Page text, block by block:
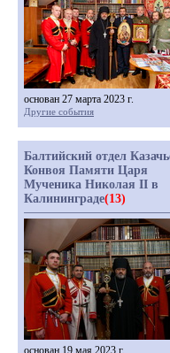
основан 27 марта 2023 г.
Другие события
Балтийский отдел
Конвоя Памяти Царя
Мученика Николая II в
Калининграде(13)
основан 19 мая 2023 г.